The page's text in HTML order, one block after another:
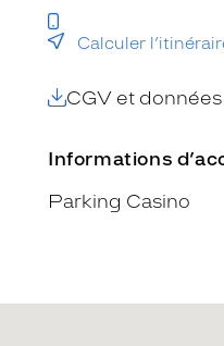
Calculer
CGV et
Informations
Parking Casino